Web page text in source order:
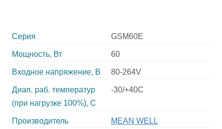
Серия GSM60E
Мощность, Вт 60
Входное напряжение, В 80-264V
Диап. раб. температур
(при нагрузке 100%), C
-30/+40C
Производитель MEAN WELL